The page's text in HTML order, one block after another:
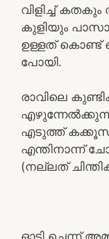
വിളിച്ച്
കുളിയും
ഉള്ളത് കൊണ്ട്
പോയി.
രാവിലെ
എടുത്ത്
എന്തിനാന്ന്
(നല്ലത്
ഓടി ചെന്ന്